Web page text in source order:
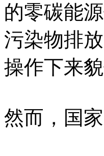
的零碳能
污染物排
操作下来
然而，国